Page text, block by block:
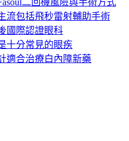
流包括飛秒雷射輔助手術
國際認證眼科
十分常見的眼疾
適合治療白內障新藥